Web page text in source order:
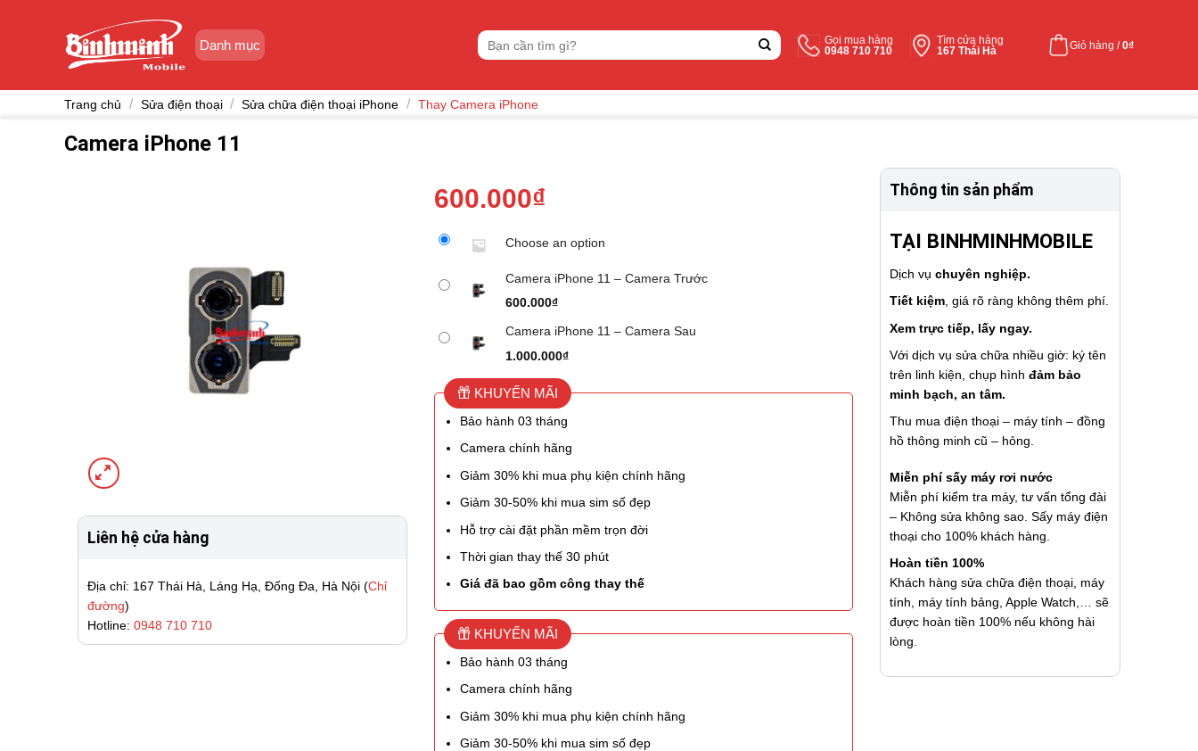
Danh mục
Tìm
kiếm:
Gọi mua hàng
0948 710 710
Tìm cửa hàng
167 Thái Hà
Giỏ hàng /0₫
Trang chủ / Sửa điện thoại / Sửa chữa điện thoại iPhone / Thay Camera iPhone
Camera iPhone 11
Liên hệ cửa hàng
Địa chỉ: 167 Thái Hà, Láng Hạ, Đống Đa, Hà Nội (Chỉ
đường)
Hotline: 0948 710 710
600.000₫
Choose an option
Camera iPhone 11 – Camera Trước
600.000₫
Camera iPhone 11 – Camera Sau
1.000.000₫
KHUYẾN MÃI
Bảo hành 03 tháng
Camera chính hãng
Giảm 30% khi mua phụ kiện chính hãng
Giảm 30-50% khi mua sim số đẹp
Hỗ trợ cài đặt phần mềm trọn đời
Thời gian thay thế 30 phút
Giá đã bao gồm công thay thế
KHUYẾN MÃI
Bảo hành 03 tháng
Camera chính hãng
Giảm 30% khi mua phụ kiện chính hãng
Giảm 30-50% khi mua sim số đẹp
Thông tin sản phẩm
TẠI BINHMINHMOBILE
Dịch vụ chuyên nghiệp.
Tiết kiệm, giá rõ ràng không thêm phí.
Xem trực tiếp, lấy ngay.
Với dịch vụ sửa chữa nhiều giờ: ký tên
trên linh kiện, chụp hình đảm bảo
minh bạch, an tâm.
Thu mua điện thoại – máy tính – đồng
hồ thông minh cũ – hỏng.
Miễn phí sấy máy rơi nước
Miễn phí kiểm tra máy, tư vấn tổng đài
– Không sửa không sao. Sấy máy điện
thoại cho 100% khách hàng.
Hoàn tiền 100%
Khách hàng sửa chữa điện thoại, máy
tính, máy tính bảng, Apple Watch,… sẽ
được hoàn tiền 100% nếu không hài
lòng.